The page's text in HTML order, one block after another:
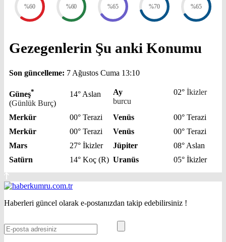
%60 %60 %65 %70 %65
Gezegenlerin Şu anki Konumu
Son güncelleme: 7 Ağustos Cuma 13:10
Güneş*
14° Aslan
(Günlük Burç)
Ay 02° İkizler
burcu
Merkür
00° Terazi Venüs
00° Terazi
Merkür
00° Terazi Venüs
00° Terazi
Mars
27° İkizler Jüpiter
08° Aslan
Satürn
14° Koç (R) Uranüs 05° İkizler
Haberleri güncel olarak e-postanızdan takip edebilirsiniz !